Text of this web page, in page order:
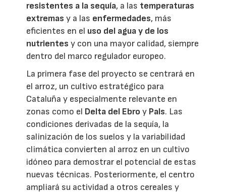
resistentes a la sequía, a las temperaturas
extremas y a las enfermedades, más
eficientes en el uso del agua y de los
nutrientes y con una mayor calidad, siempre
dentro del marco regulador europeo.
La primera fase del proyecto se centrará en
el arroz, un cultivo estratégico para
Cataluña y especialmente relevante en
zonas como el Delta del Ebro y Pals. Las
condiciones derivadas de la sequía, la
salinización de los suelos y la variabilidad
climática convierten al arroz en un cultivo
idóneo para demostrar el potencial de estas
nuevas técnicas. Posteriormente, el centro
ampliará su actividad a otros cereales y